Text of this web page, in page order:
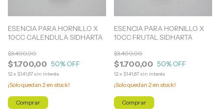
ESENCIA PARA HORNILLO X
10CC CALENDULA SIDHARTA
$1.700,00
$3.400,00
50% OFF
12x $141,67 sin interés
¡Solo quedan 2en stock!
ESENCIA PARA HORNILLO X
10CC FRUTAL SIDHARTA
$1.700,00
$3.400,00
50% OFF
12x $141,67 sin interés
¡Solo quedan 2en stock!